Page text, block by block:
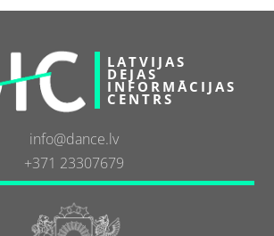
LATVIJAS
DEJAS
INFORMĀCIJAS
CENTRS
info@dance.lv
+371 23307679